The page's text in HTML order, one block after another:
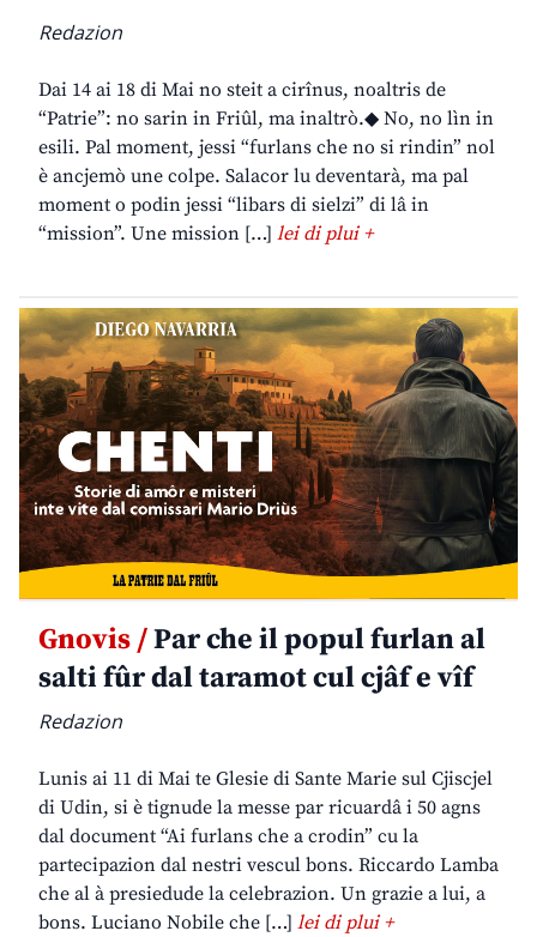
Redazion
Dai 14 ai 18 di Mai no steit a cirînus, noaltris de
“Patrie”: no sarin in Friûl, ma inaltrò.◆ No, no lìn in
esili. Pal moment, jessi “furlans che no si rindin” nol
è ancjemò une colpe. Salacor lu deventarà, ma pal
moment o podin jessi “libars di sielzi” di lâ in
“mission”. Une mission […] lei di plui +
Gnovis /Par che il popul furlan al
salti fûr dal taramot cul cjâf e vîf
Redazion
Lunis ai 11 di Mai te Glesie di Sante Marie sul Cjiscjel
di Udin, si è tignude la messe par ricuardâ i 50 agns
dal document “Ai furlans che a crodin” cu la
partecipazion dal nestri vescul bons. Riccardo Lamba
che al à presiedude la celebrazion. Un grazie a lui, a
bons. Luciano Nobile che […] lei di plui +